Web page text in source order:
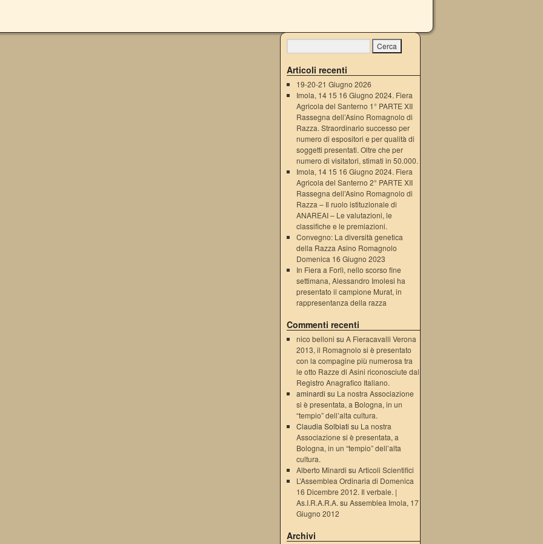
Articoli recenti
19-20-21 Giugno 2026
Imola, 14 15 16 Giugno 2024. Fiera
Agricola del Santerno 1° PARTE XII
Rassegna dell’Asino Romagnolo di
Razza. Straordinario successo per
numero di espositori e per qualità di
soggetti presentati. Oltre che per
numero di visitatori, stimati in 50.000.
Imola, 14 15 16 Giugno 2024. Fiera
Agricola del Santerno 2° PARTE XII
Rassegna dell’Asino Romagnolo di
Razza – Il ruolo istituzionale di
ANAREAI – Le valutazioni, le
classifiche e le premiazioni.
Convegno: La diversità genetica
della Razza Asino Romagnolo
Domenica 16 Giugno 2023
In Fiera a Forlì, nello scorso fine
settimana, Alessandro Imolesi ha
presentato il campione Murat, in
rappresentanza della razza
Commenti recenti
nico belloni su A Fieracavalli Verona
2013, il Romagnolo si è presentato
con la compagine più numerosa tra
le otto Razze di Asini riconosciute dal
Registro Anagrafico Italiano.
aminardi su La nostra Associazione
si è presentata, a Bologna, in un
“tempio” dell’alta cultura.
Claudia Solbiati su La nostra
Associazione si è presentata, a
Bologna, in un “tempio” dell’alta
cultura.
Alberto Minardi su Articoli Scientifici
L’Assemblea Ordinaria di Domenica
16 Dicembre 2012. Il verbale. |
As.I.R.A.R.A. su Assemblea Imola, 17
Giugno 2012
Archivi